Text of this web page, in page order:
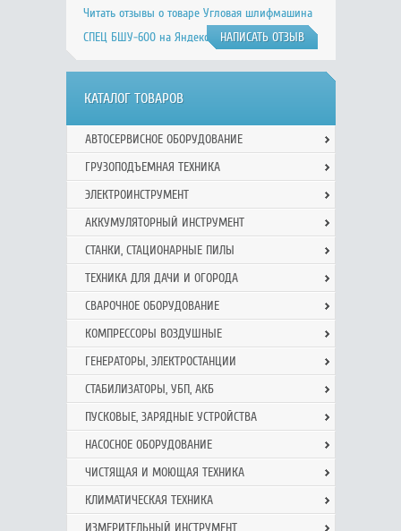
Читать отзывы о товаре Угловая шлифмашина
СПЕЦ БШУ-600 на Яндекс.МаркетеНАПИСАТЬ ОТЗЫВ
КАТАЛОГ ТОВАРОВ
АВТОСЕРВИСНОЕ ОБОРУДОВАНИЕ
ГРУЗОПОДЪЕМНАЯ ТЕХНИКА
ЭЛЕКТРОИНСТРУМЕНТ
АККУМУЛЯТОРНЫЙ ИНСТРУМЕНТ
СТАНКИ, СТАЦИОНАРНЫЕ ПИЛЫ
ТЕХНИКА ДЛЯ ДАЧИ И ОГОРОДА
СВАРОЧНОЕ ОБОРУДОВАНИЕ
КОМПРЕССОРЫ ВОЗДУШНЫЕ
ГЕНЕРАТОРЫ, ЭЛЕКТРОСТАНЦИИ
СТАБИЛИЗАТОРЫ, УБП, АКБ
ПУСКОВЫЕ, ЗАРЯДНЫЕ УСТРОЙСТВА
НАСОСНОЕ ОБОРУДОВАНИЕ
ЧИСТЯЩАЯ И МОЮЩАЯ ТЕХНИКА
КЛИМАТИЧЕСКАЯ ТЕХНИКА